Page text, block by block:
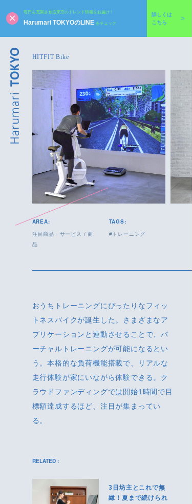
毎日を充実させる東京のトレンド情報をお届け！
Harumari TOKYOのLINE をチェック
詳しくは
こちら
HITFIT Bike
AREA:
注目商品・サービス /商
品
TAGS:
トレーニング
おうちトレーニングにぴったりなフィッ
トネスバイクが誕生した。さまざまなア
プリケーションと連動させることで、バ
ーチャルトレーニングが可能になるとい
う。本格的な負荷機能搭載で、リアルな
走行体験が家にいながら体験できる。ク
ラウドファンディングでは開始1時間で目
標額達成するほど、注目が集まってい
る。
RELATED :
3日坊主とこれで無
縁！夏まで続けられ